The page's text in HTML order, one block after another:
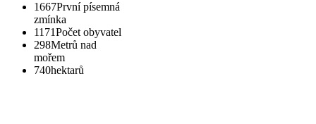
1667První písemná
zmínka
1171Počet obyvatel
298Metrů nad
mořem
740hektarů